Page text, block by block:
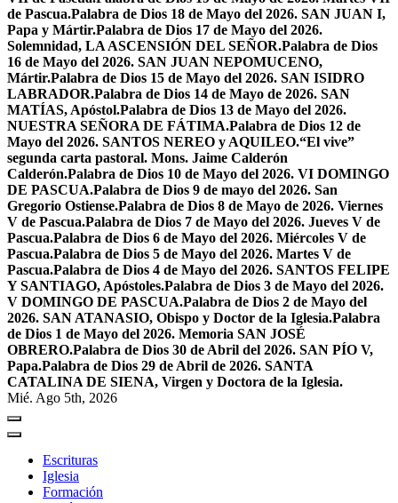
de Pascua.Palabra de Dios 18 de Mayo del 2026. SAN JUAN I,
Papa y Mártir.Palabra de Dios 17 de Mayo del 2026.
Solemnidad, LA ASCENSIÓN DEL SEÑOR.Palabra de Dios
16 de Mayo del 2026. SAN JUAN NEPOMUCENO,
Mártir.Palabra de Dios 15 de Mayo del 2026. SAN ISIDRO
LABRADOR.Palabra de Dios 14 de Mayo de 2026. SAN
MATÍAS, Apóstol.Palabra de Dios 13 de Mayo del 2026.
NUESTRA SEÑORA DE FÁTIMA.Palabra de Dios 12 de
Mayo del 2026. SANTOS NEREO y AQUILEO.“El vive”
segunda carta pastoral. Mons. Jaime Calderón
Calderón.Palabra de Dios 10 de Mayo del 2026. VI DOMINGO
DE PASCUA.Palabra de Dios 9 de mayo del 2026. San
Gregorio Ostiense.Palabra de Dios 8 de Mayo de 2026. Viernes
V de Pascua.Palabra de Dios 7 de Mayo del 2026. Jueves V de
Pascua.Palabra de Dios 6 de Mayo del 2026. Miércoles V de
Pascua.Palabra de Dios 5 de Mayo del 2026. Martes V de
Pascua.Palabra de Dios 4 de Mayo del 2026. SANTOS FELIPE
Y SANTIAGO, Apóstoles.Palabra de Dios 3 de Mayo del 2026.
V DOMINGO DE PASCUA.Palabra de Dios 2 de Mayo del
2026. SAN ATANASIO, Obispo y Doctor de la Iglesia.Palabra
de Dios 1 de Mayo del 2026. Memoria SAN JOSÉ
OBRERO.Palabra de Dios 30 de Abril del 2026. SAN PÍO V,
Papa.Palabra de Dios 29 de Abril de 2026. SANTA
CATALINA DE SIENA, Virgen y Doctora de la Iglesia.
Mié. Ago 5th, 2026
Escrituras
Iglesia
Formación